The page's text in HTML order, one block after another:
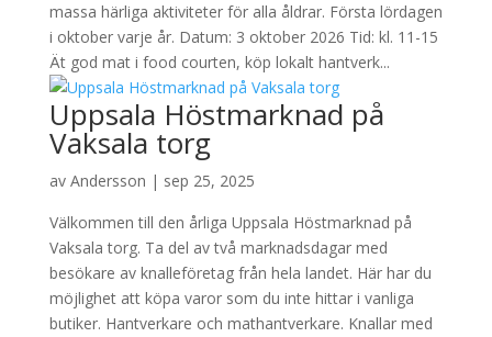
massa härliga aktiviteter för alla åldrar. Första lördagen
i oktober varje år. Datum: 3 oktober 2026 Tid: kl. 11-15
Ät god mat i food courten, köp lokalt hantverk...
Uppsala Höstmarknad på
Vaksala torg
av Andersson | sep 25, 2025
Välkommen till den årliga Uppsala Höstmarknad på
Vaksala torg. Ta del av två marknadsdagar med
besökare av knalleföretag från hela landet. Här har du
möjlighet att köpa varor som du inte hittar i vanliga
butiker. Hantverkare och mathantverkare. Knallar med